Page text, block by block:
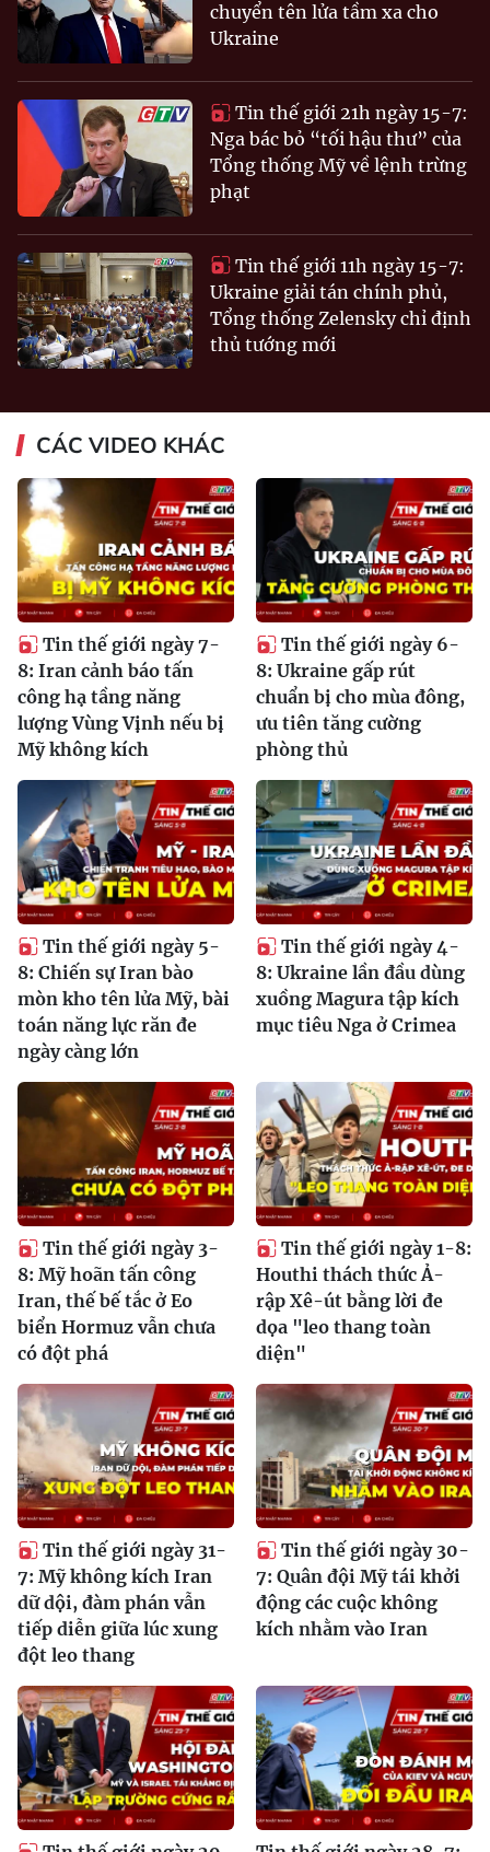
chuyển tên lửa tầm xa cho
Ukraine
Tin thế giới 21h ngày 15-7:
Nga bác bỏ “tối hậu thư” của
Tổng thống Mỹ về lệnh trừng
phạt
Tin thế giới 11h ngày 15-7:
Ukraine giải tán chính phủ,
Tổng thống Zelensky chỉ định
thủ tướng mới
CÁC VIDEO KHÁC
Tin thế giới ngày 7-
8: Iran cảnh báo tấn
công hạ tầng năng
lượng Vùng Vịnh nếu bị
Mỹ không kích
Tin thế giới ngày 6-
8: Ukraine gấp rút
chuẩn bị cho mùa đông,
ưu tiên tăng cường
phòng thủ
Tin thế giới ngày 5-
8: Chiến sự Iran bào
mòn kho tên lửa Mỹ, bài
toán năng lực răn đe
ngày càng lớn
Tin thế giới ngày 4-
8: Ukraine lần đầu dùng
xuồng Magura tập kích
mục tiêu Nga ở Crimea
Tin thế giới ngày 3-
8: Mỹ hoãn tấn công
Iran, thế bế tắc ở Eo
biển Hormuz vẫn chưa
có đột phá
Tin thế giới ngày 1-8:
Houthi thách thức Ả-
rập Xê-út bằng lời đe
dọa "leo thang toàn
diện"
Tin thế giới ngày 31-
7: Mỹ không kích Iran
dữ dội, đàm phán vẫn
tiếp diễn giữa lúc xung
đột leo thang
Tin thế giới ngày 30-
7: Quân đội Mỹ tái khởi
động các cuộc không
kích nhằm vào Iran